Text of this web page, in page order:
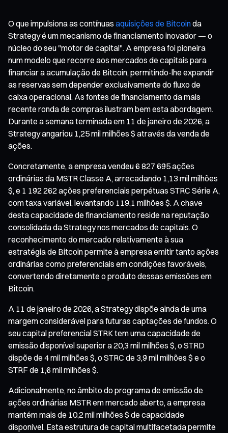
O que impulsiona as contínuas aquisições de Bitcoinda
Strategy é um mecanismo de financiamento inovador — o
núcleo do seu "motor de capital". A empresa foi pioneira
num modelo que recorre aos mercados de capitais para
financiar a acumulação de Bitcoin, permitindo-lhe expandir
as reservas sem depender exclusivamente do fluxo de
caixa operacional. As fontes de financiamento da mais
recente ronda de compras ilustram bem esta abordagem.
Durante a semana terminada em 11 de janeiro de 2026, a
Strategy angariou 1,25 mil milhões $ através da venda de
ações.
Concretamente, a empresa vendeu 6 827 695 ações
ordinárias da MSTR Classe A, arrecadando 1,13 mil milhões
$, e 1 192 262 ações preferenciais perpétuas STRC Série A,
com taxa variável, levantando 119,1 milhões $. A chave
desta capacidade de financiamento reside na reputação
consolidada da Strategy nos mercados de capitais. O
reconhecimento do mercado relativamente à sua
estratégia de Bitcoin permite à empresa emitir tanto ações
ordinárias como preferenciais em condições favoráveis,
convertendo diretamente o produto dessas emissões em
Bitcoin.
A 11 de janeiro de 2026, a Strategy dispõe ainda de uma
margem considerável para futuras captações de fundos. O
seu capital preferencial STRK tem uma capacidade de
emissão disponível superior a 20,3 mil milhões $, o STRD
dispõe de 4 mil milhões $, o STRC de 3,9 mil milhões $ e o
STRF de 1,6 mil milhões $.
Adicionalmente, no âmbito do programa de emissão de
ações ordinárias MSTR em mercado aberto, a empresa
mantém mais de 10,2 mil milhões $ de capacidade
disponível. Esta estrutura de capital multifacetada permite